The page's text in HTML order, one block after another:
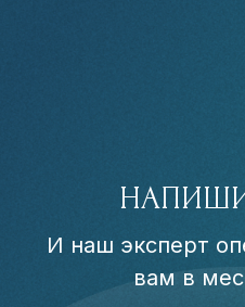
И наш эксперт
вам в